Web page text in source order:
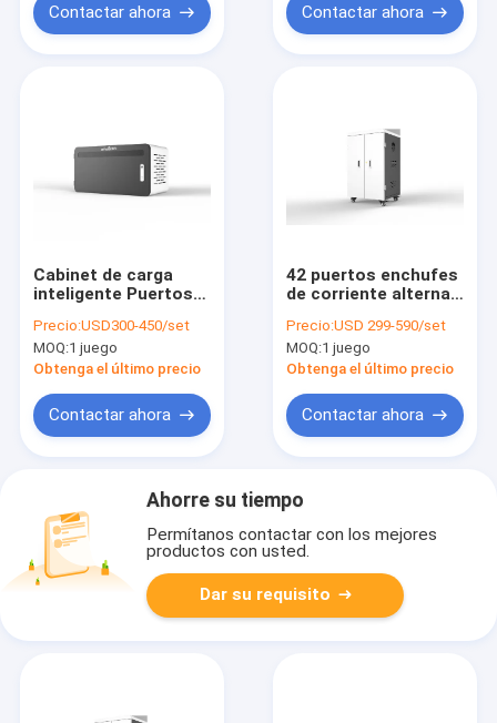
Contactar ahora Contactar ahora
Cabinet de carga
inteligente Puertos
puertos
Precio:USD300-450/set
MOQ:1 juego
Obtenga el último precio
Contactar ahora
42 puertos enchufes
de corriente alterna
con capa intermedia
hecha de plástico de
ingeniería ABS
Precio:USD 299-590/set
MOQ:1 juego
Obtenga el último precio
Contactar ahora
Ahorre su tiempo
Permítanos contactar con los mejores
productos con usted.
Dar su requisito